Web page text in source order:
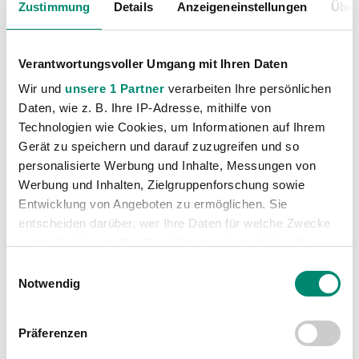
Zustimmung Details Anzeigeneinstellungen
Verantwortungsvoller Umgang mit Ihren Daten
Wir und unsere 1 Partner verarbeiten Ihre persönlichen
Daten, wie z. B. Ihre IP-Adresse, mithilfe von
Technologien wie Cookies, um Informationen auf Ihrem
Gerät zu speichern und darauf zuzugreifen und so
personalisierte Werbung und Inhalte, Messungen von
Werbung und Inhalten, Zielgruppenforschung sowie
Entwicklung von Angeboten zu ermöglichen. Sie
entscheiden darüber, wer Ihre Daten für welche Zwecke
Trigger Symbol ändern oder widerrufen
Erfahren Sie mehr darüber, wie Ihre persönlichen Daten
verarbeitet werden, und legen Sie Ihre Präferenzen im
Notwendig
Präferenzen
VORIGER NEWSEINTRAG
Torloses Remis gegen Grödig
NÄCHSTER NEWSEINTRAG
WEITERE NEWS